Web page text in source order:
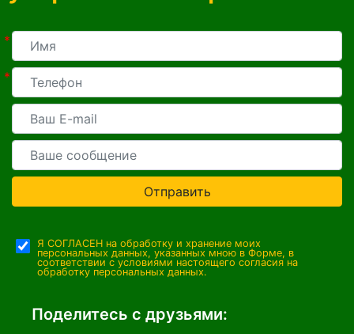
*
*
Отправить
Я СОГЛАСЕН на обработку и хранение моих
персональных данных, указанных мною в Форме, в
соответствии с условиями настоящего согласия на
обработку персональных данных.
Поделитесь с друзьями: